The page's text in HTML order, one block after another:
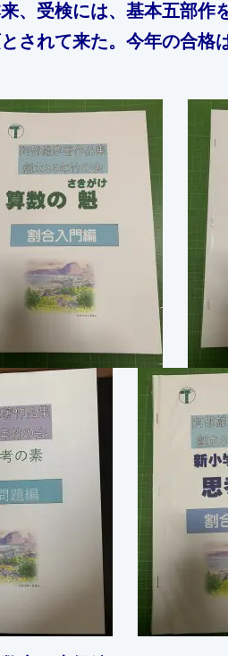
受検には、基本五部作
されて来た。今年の合格